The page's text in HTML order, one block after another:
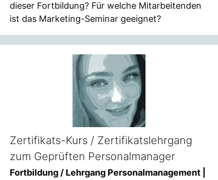
dieser Fortbildung? Für welche Mitarbeitenden
ist das Marketing-Seminar geeignet?
Zertifikats-Kurs / Zertifikatslehrgang
zum Geprüften Personalmanager
Fortbildung / Lehrgang Personalmanagement |